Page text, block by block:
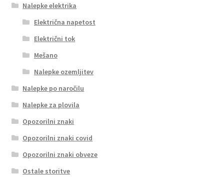
Nalepke elektrika
Električna napetost
Električni tok
Mešano
Nalepke ozemljitev
Nalepke po naročilu
Nalepke za plovila
Opozorilni znaki
Opozorilni znaki covid
Opozorilni znaki obveze
Ostale storitve